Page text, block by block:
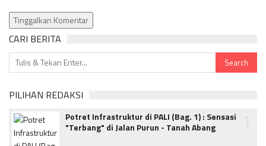
Tinggalkan Komentar
CARI BERITA
PILIHAN REDAKSI
Potret Infrastruktur di PALI (Bag. 1) : Sensasi
"Terbang" di Jalan Purun - Tanah Abang